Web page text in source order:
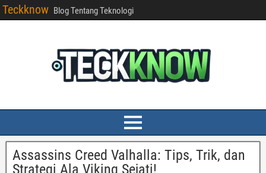
Teckknow Blog Tentang Teknologi
Assassins Creed Valhalla: Tips, Trik, dan
Strategi Ala Viking Sejati!